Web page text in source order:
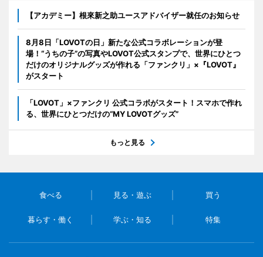
【アカデミー】根來新之助ユースアドバイザー就任のお知らせ
8月8日「LOVOTの日」新たな公式コラボレーションが登
場！“うちの子”の写真やLOVOT公式スタンプで、世界にひとつ
だけのオリジナルグッズが作れる「ファンクリ」×『LOVOT』
がスタート
「LOVOT」×ファンクリ 公式コラボがスタート！スマホで作れ
る、世界にひとつだけの“MY LOVOTグッズ”
もっと見る
食べる 見る・遊ぶ 買う
暮らす・働く 学ぶ・知る 特集